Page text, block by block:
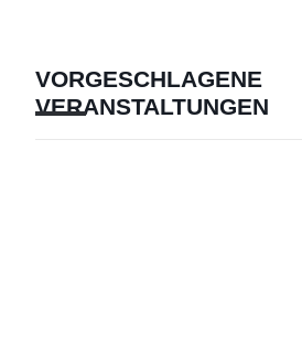
VORGESCHLAGENE
VERANSTALTUNGEN